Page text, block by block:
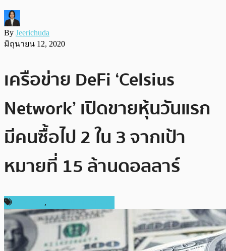
By Jeerichuda
มิถุนายน 12, 2020
เครือข่าย DeFi ‘Celsius
Network’ เปิดขายหุ้นวันแรก
มีคนซื้อไป 2 ใน 3 จากเป้า
หมายที่ 15 ล้านดอลลาร์
,